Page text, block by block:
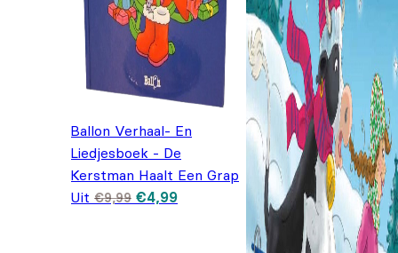
Ballon Verhaal- En
Liedjesboek - De
Kerstman Haalt Een Grap
Uit €9,99 Oorspronkelijke
prijs was:
€4,99Huidige
prijs is: